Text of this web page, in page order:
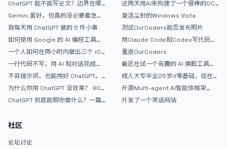
ChatGPT 能不能写论文？边界在哪
Gemini 虽好，但真的没必要着急放
弃 ChatGPT
我每天用 ChatGPT 做的 5 件小事
如何使用 Google 的 AI 编程工具
AntiGravity：独立开发者的新时代
武器
一个人如何在两小时内做出三个 iOS
APP？｜AntiGravity + Gemini 3 实
战完整记录
一行代码不写，用 AI 和对话完成一
个完整网站：《图书天堂》实战记录
不背提示词，也能用好 ChatGPT。
一个万能提问模板
为什么你用 ChatGPT 没效果？ 90%
的人第一步就问错了
ChatGPT 到底能帮你做什么？一篇
这两天用AI来构建了一个很棒的OC
论坛精华区
复活尘封的Windows Vista
测试OurCoders能否发布照片
用Claude Code和Codex写代码真
的爽，但是App怎么挣钱还是很难啊
重返OurCoders
最近在试一个有趣的 AI 换脸工具，
效果挺不错
成人大专毕业25岁it零基础，现在想
考软件设计师，有什么好的建议吗，
谢谢！
开源Multi-agent AI智能体框架
aevatar.ai，欢迎大家贡献代码
开发了一个笑话网站
社区
论坛讨论